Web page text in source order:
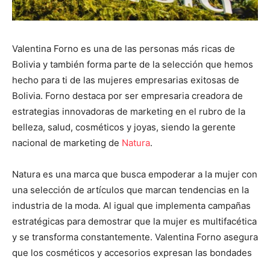
Valentina Forno es una de las personas más ricas de
Bolivia y también forma parte de la selección que hemos
hecho para ti de las mujeres empresarias exitosas de
Bolivia. Forno destaca por ser empresaria creadora de
estrategias innovadoras de marketing en el rubro de la
belleza, salud, cosméticos y joyas, siendo la gerente
nacional de marketing de Natura.
Natura es una marca que busca empoderar a la mujer con
una selección de artículos que marcan tendencias en la
industria de la moda. Al igual que implementa campañas
estratégicas para demostrar que la mujer es multifacética
y se transforma constantemente. Valentina Forno asegura
que los cosméticos y accesorios expresan las bondades